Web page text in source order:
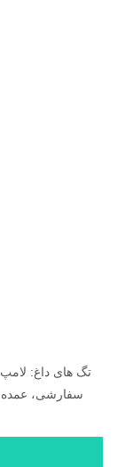
تگ های داغ:
سفارشی، عمده،